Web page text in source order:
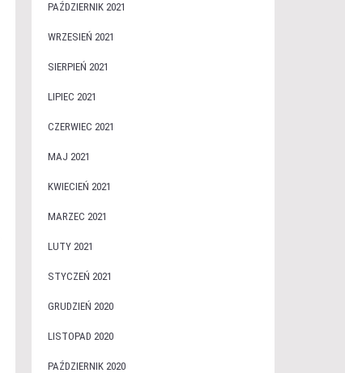
PAŹDZIERNIK 2021
WRZESIEŃ 2021
SIERPIEŃ 2021
LIPIEC 2021
CZERWIEC 2021
MAJ 2021
KWIECIEŃ 2021
MARZEC 2021
LUTY 2021
STYCZEŃ 2021
GRUDZIEŃ 2020
LISTOPAD 2020
PAŹDZIERNIK 2020